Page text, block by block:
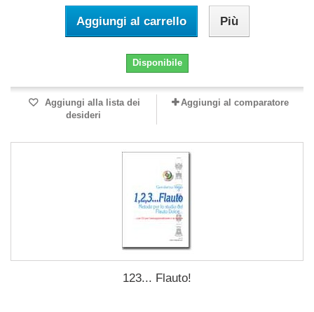
Aggiungi al carrello Più
Disponibile
Aggiungi alla lista dei
desideri
Aggiungi al comparatore
123... Flauto!